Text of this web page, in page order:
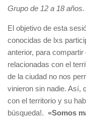
Grupo de 12 a 18 años.
El objetivo de esta
conocidas de lxs
anterior, para
relacionadas con el
de la ciudad no nos
vinieron sin nadie. Así,
con el territorio y su
búsqueda!. «Somos